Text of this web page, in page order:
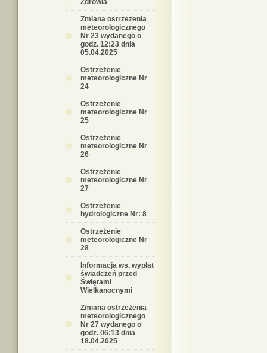
Zdrowia
Zmiana ostrzeżenia
meteorologicznego
Nr 23 wydanego o
godz. 12:23 dnia
05.04.2025
Ostrzeżenie
meteorologiczne Nr
24
Ostrzeżenie
meteorologiczne Nr
25
Ostrzeżenie
meteorologiczne Nr
26
Ostrzeżenie
meteorologiczne Nr
27
Ostrzeżenie
hydrologiczne Nr: 8
Ostrzeżenie
meteorologiczne Nr
28
Informacja ws. wypłat
świadczeń przed
Świętami
Wielkanocnymi
Zmiana ostrzeżenia
meteorologicznego
Nr 27 wydanego o
godz. 06:13 dnia
18.04.2025